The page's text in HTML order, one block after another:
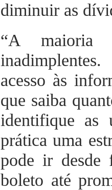
diminuir as
“A maioria
acesso às
que saiba
identifique as
prática uma
pode ir desde
boleto até